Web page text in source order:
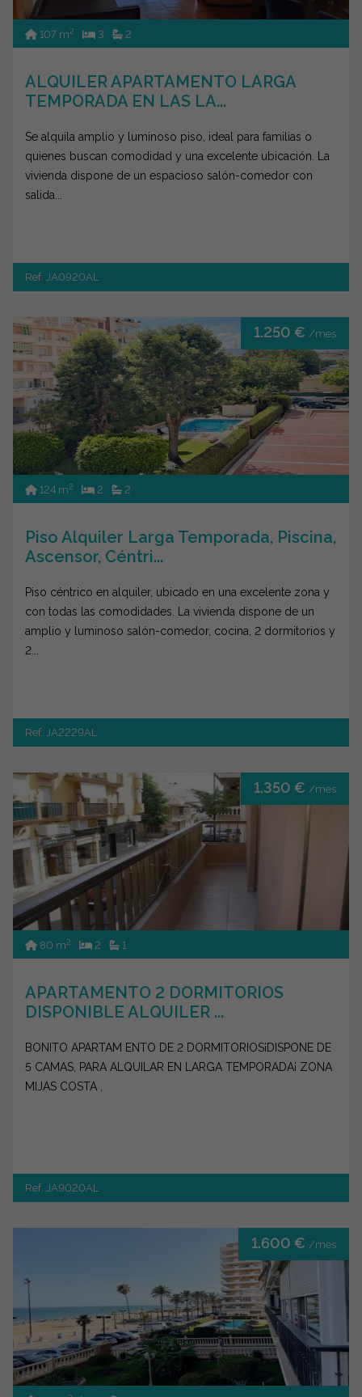
107 m2 3 2
ALQUILER APARTAMENTO LARGA
TEMPORADA EN LAS LA...
Se alquila amplio y luminoso piso, ideal para familias o
quienes buscan comodidad y una excelente ubicación. La
vivienda dispone de un espacioso salón-comedor con
salida...
Ref. JA0920AL
1.250 € /mes
124 m2 2 2
Piso Alquiler Larga Temporada, Piscina,
Ascensor, Céntri...
Piso céntrico en alquiler, ubicado en una excelente zona y
con todas las comodidades. La vivienda dispone de un
amplio y luminoso salón-comedor, cocina, 2 dormitorios y
2...
Ref. JA2229AL
1.350 € /mes
80 m2 2 1
APARTAMENTO 2 DORMITORIOS
DISPONIBLE ALQUILER ...
BONITO APARTAM ENTO DE 2 DORMITORIOS¡DISPONE DE
5 CAMAS, PARA ALQUILAR EN LARGA TEMPORADA¡ ZONA
MIJAS COSTA ,
Ref. JA9020AL
1.600 € /mes